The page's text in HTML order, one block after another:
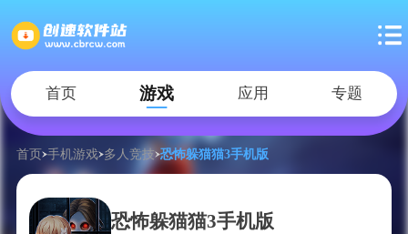
首页 游戏 应用 专题
首页 手机游戏 多人竞技 恐怖躲猫猫3手机版
恐怖躲猫猫3手机版